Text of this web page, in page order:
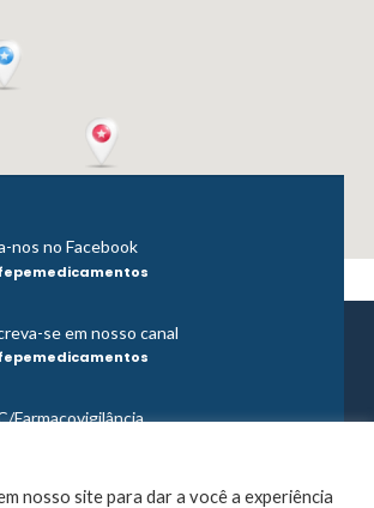
nos no Facebook
se em nosso canal
Farmacovigilância
nosso site para dar a você a experiência